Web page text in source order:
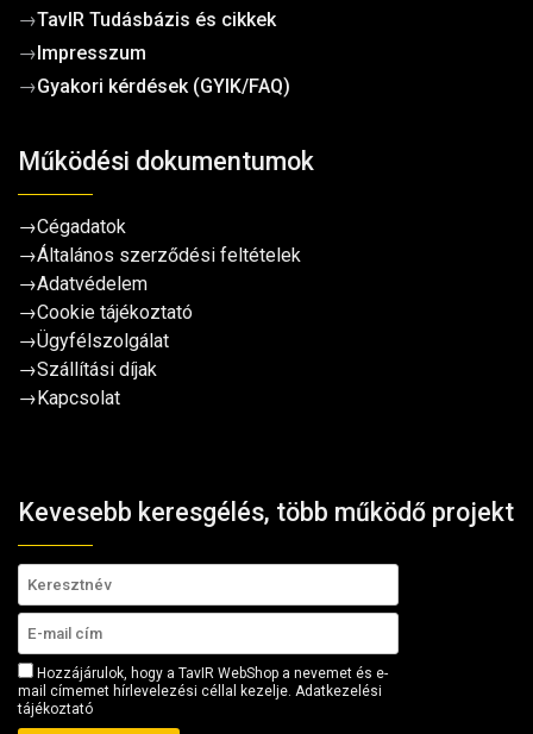
→TavIR Tudásbázis és cikkek
→Impresszum
→Gyakori kérdések (GYIK/FAQ)
Működési dokumentumok
→Cégadatok
→Általános szerződési feltételek
→Adatvédelem
→Cookie tájékoztató
→Ügyfélszolgálat
→Szállítási díjak
→Kapcsolat
Kevesebb keresgélés, több működő projekt
Hozzájárulok, hogy a TavIR WebShop a nevemet és e-
mail címemet hírlevelezési céllal kezelje. Adatkezelési
tájékoztató